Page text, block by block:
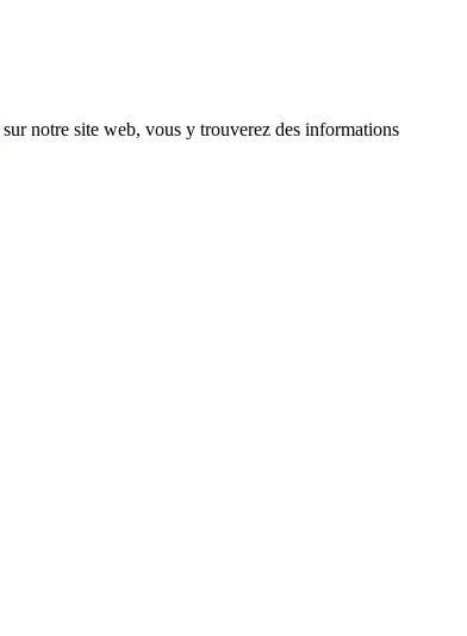
sur notre site web, vous y trouverez des informations